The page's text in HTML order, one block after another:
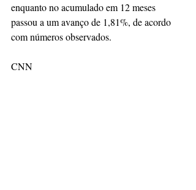
enquanto no acumulado em 12 meses
passou a um avanço de 1,81%, de acordo
com números observados.
CNN